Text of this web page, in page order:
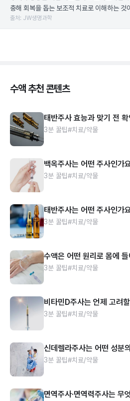
충해 회복을 돕는 보조적 치료로 이해하는 것
출처: JW생명과학
수액 추천 콘텐츠
태반주사 효능과 맞기 전 확
3분 꿀팁#치료/약물
백옥주사는 어떤 주사인가
3분 꿀팁#치료/약물
태반주사는 어떤 주사인가
3분 꿀팁#치료/약물
수액은 어떤 원리로 몸에
3분 꿀팁#치료/약물
비타민D주사는 언제 고려
3분 꿀팁#치료/약물
신데렐라주사는 어떤 성분
3분 꿀팁#치료/약물
면역주사·면역력주사는 무